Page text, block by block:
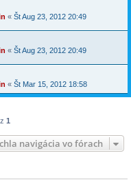
« Št Aug 23, 2012 20:49
« Št Aug 23, 2012 20:49
« Št Mar 15, 2012 18:58
z 1
navigácia vo fórach